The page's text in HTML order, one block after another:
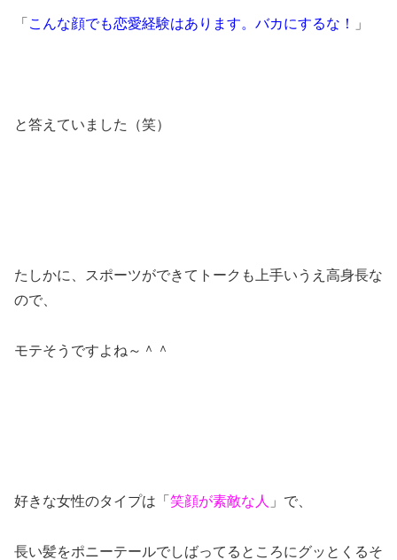
「 こんな顔でも恋愛経験はあります。バカにするな！ 」
と答えていました（笑）
たしかに、スポーツができてトークも上手いうえ高身長な
ので、
モテそうですよね～＾＾
好きな女性のタイプは「 笑顔が素敵な人 」で、
長い髪をポニーテールでしばってるところにグッとくるそ